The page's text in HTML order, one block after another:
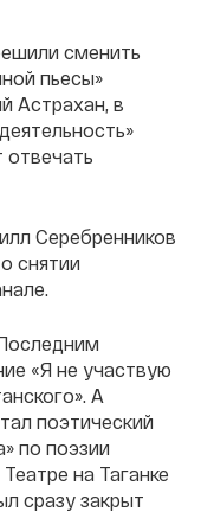
сменить
пьесы»
Астрахан, в
Серебренников
снятии
«Я не участвую
А
поэтический
по поэзии
на Таганке
сразу закрыт